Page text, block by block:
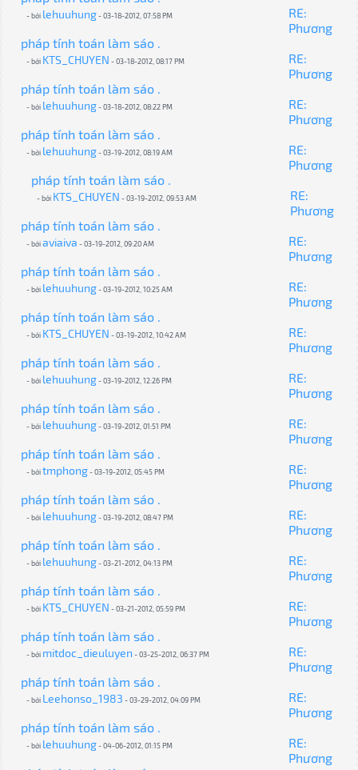
- bởi lehuuhung- 03-18-2012, 07:58 PM
RE:
Phương
pháp tính toán làm sáo .
- bởi KTS_CHUYEN - 03-18-2012, 08:17 PM
RE:
Phương
pháp tính toán làm sáo .
- bởi lehuuhung- 03-18-2012, 08:22 PM
RE:
Phương
pháp tính toán làm sáo .
- bởi lehuuhung- 03-19-2012, 08:19 AM
RE:
Phương
pháp tính toán làm sáo .
- bởi KTS_CHUYEN - 03-19-2012, 09:53 AM
RE:
Phương
pháp tính toán làm sáo .
- bởiaviaiva - 03-19-2012, 09:20 AM
RE:
Phương
pháp tính toán làm sáo .
- bởi lehuuhung- 03-19-2012, 10:25 AM
RE:
Phương
pháp tính toán làm sáo .
- bởi KTS_CHUYEN - 03-19-2012, 10:42 AM
RE:
Phương
pháp tính toán làm sáo .
- bởi lehuuhung- 03-19-2012, 12:26 PM
RE:
Phương
pháp tính toán làm sáo .
- bởi lehuuhung- 03-19-2012, 01:51 PM
RE:
Phương
pháp tính toán làm sáo .
- bởitmphong- 03-19-2012, 05:45 PM
RE:
Phương
pháp tính toán làm sáo .
- bởi lehuuhung- 03-19-2012, 08:47 PM
RE:
Phương
pháp tính toán làm sáo .
- bởi lehuuhung- 03-21-2012, 04:13 PM
RE:
Phương
pháp tính toán làm sáo .
- bởi KTS_CHUYEN - 03-21-2012, 05:59 PM
RE:
Phương
pháp tính toán làm sáo .
- bởi mitdoc_dieuluyen - 03-25-2012, 06:37 PM
RE:
Phương
pháp tính toán làm sáo .
- bởi Leehonso_1983 - 03-29-2012, 04:09 PM
RE:
Phương
pháp tính toán làm sáo .
- bởi lehuuhung- 04-06-2012, 01:15 PM
RE:
Phương